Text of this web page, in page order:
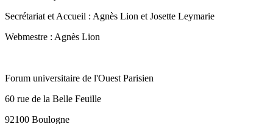
Secrétariat et Accueil : Agnès Lion et Josette Leymarie
Webmestre : Agnès Lion
Forum universitaire de l'Ouest Parisien
60 rue de la Belle Feuille
92100 Boulogne